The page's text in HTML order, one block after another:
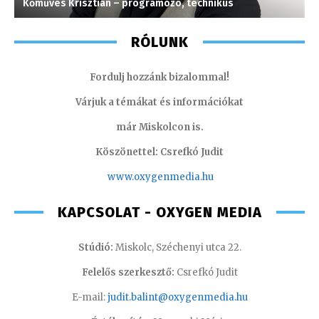
Kőműves Krisztián – programozó, technikus
RÓLUNK
Fordulj hozzánk bizalommal!
Várjuk a témákat és információkat
már Miskolcon is.
Köszönettel: Csrefkó Judit
www.oxygenmedia.hu
KAPCSOLAT - OXYGEN MEDIA
Stúdió: Miskolc, Széchenyi utca 22.
Felelős szerkesztő: Csrefkó Judit
E-mail:judit.balint@oxygenmedia.hu